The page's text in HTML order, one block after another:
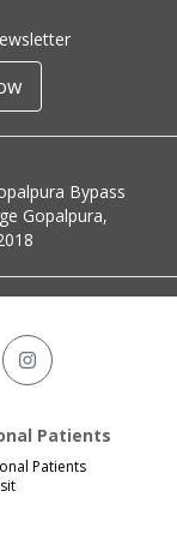
Bypass
Gopalpura,
Patients
Patients